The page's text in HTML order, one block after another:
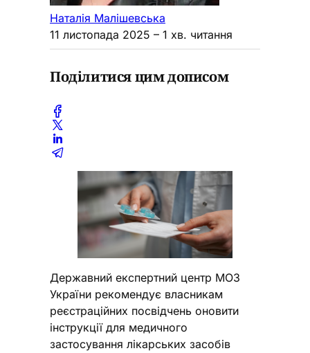
Наталія Малішевська
11 листопада 2025 – 1 хв. читання
Поділитися цим дописом
Державний експертний центр МОЗ
України рекомендує власникам
реєстраційних посвідчень оновити
інструкції для медичного
застосування лікарських засобів